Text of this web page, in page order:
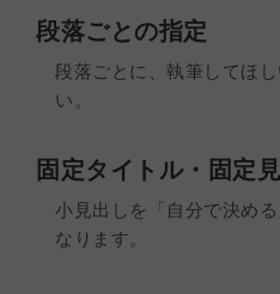
段落ごとの指定
段落ごとに、執筆してほ
い。
固定タイトル・固定
小見出しを「自分で決め
なります。